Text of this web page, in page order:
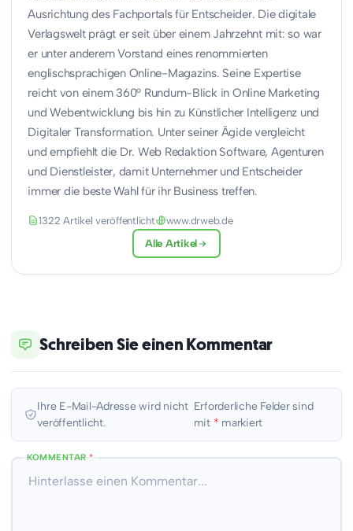
Ausrichtung des Fachportals für Entscheider. Die digitale
Verlagswelt prägt er seit über einem Jahrzehnt mit: so war
er unter anderem Vorstand eines renommierten
englischsprachigen Online-Magazins. Seine Expertise
reicht von einem 360° Rundum-Blick in Online Marketing
und Webentwicklung bis hin zu Künstlicher Intelligenz und
Digitaler Transformation. Unter seiner Ägide vergleicht
und empfiehlt die Dr. Web Redaktion Software, Agenturen
und Dienstleister, damit Unternehmer und Entscheider
immer die beste Wahl für ihr Business treffen.
1322 Artikel veröffentlicht www.drweb.de
Alle Artikel
Schreiben Sie einen Kommentar
Ihre E-Mail-Adresse wird nicht
veröffentlicht.
Erforderliche Felder sind
mit * markiert
KOMMENTAR*